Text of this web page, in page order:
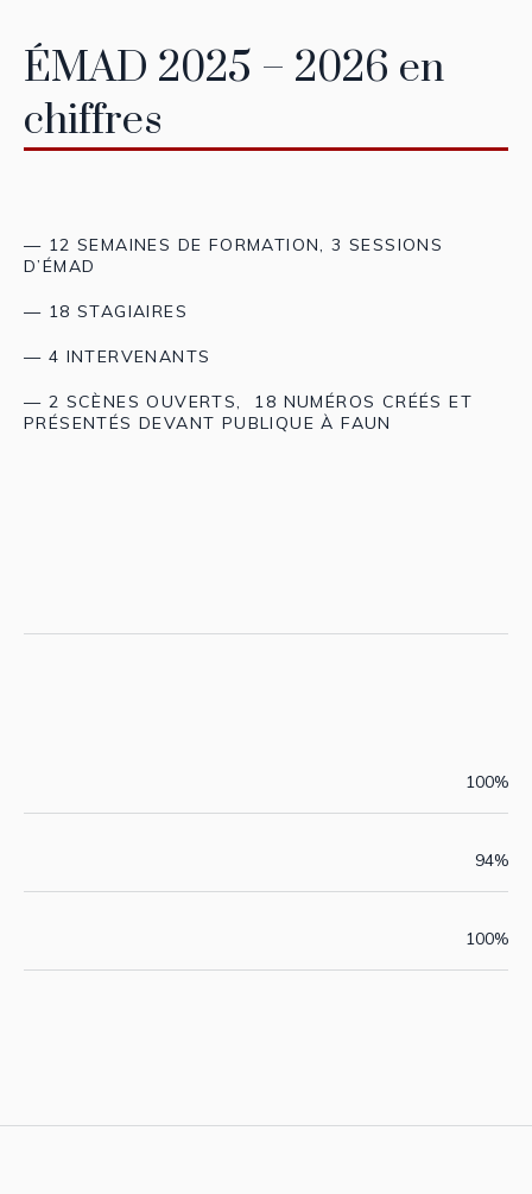
ÉMAD 2025 – 2026 en
chiffres
— 12 SEMAINES DE FORMATION, 3 SESSIONS
D’ÉMAD
— 18 STAGIAIRES
— 4 INTERVENANTS
— 2 SCÈNES OUVERTS, 18 NUMÉROS CRÉÉS ET
PRÉSENTÉS DEVANT PUBLIQUE À FAUN
100%
94%
Taux de réussite (numéros crées et présentés)100%